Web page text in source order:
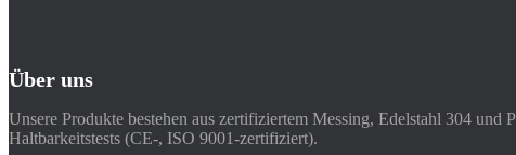
Über uns
Unsere Produkte bestehen aus zertifiziertem Messing, Edelstahl 304
Haltbarkeitstests (CE-, ISO 9001-zertifiziert).